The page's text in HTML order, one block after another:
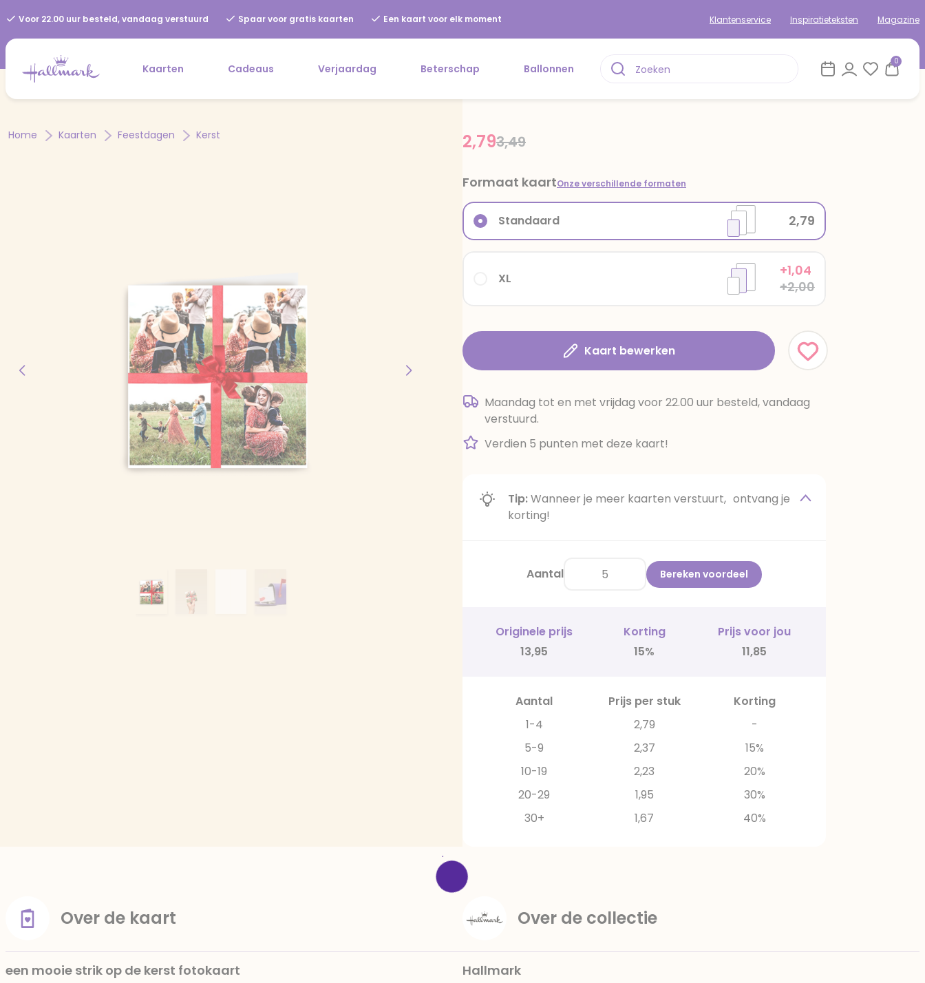
Voor 22.00 uur besteld, vandaag verstuurd Spaar voor gratis kaarten Een kaart voor elk moment Klantenservice Inspiratieteksten Magazine
Kaarten Cadeaus Verjaardag Beterschap Ballonnen
0
Home Kaarten Feestdagen Kerst Price reduced from
3,49to
2,79
Formaat kaartOnze verschillende formaten
XL
+1,04
+2,00
Standaard 2,79
Kaart bewerken
Maandag tot en met vrijdag voor 22.00 uur besteld, vandaag
verstuurd.
Verdien 5 punten met deze kaart!
Tip:Wanneer je meer kaarten verstuurt, ontvang je
korting!
Aantal Bereken voordeel
Originele prijs Korting
Prijs voor jou
13,95
15% 11,85
Aantal Prijs per stuk
Korting
1-4
2,79
-
5-9
2,37
15%
10-19
2,23
20%
20-29
1,95
30%
30+
1,67 40%
Over de kaart
een mooie strik op de kerst fotokaart
Over de collectie
Hallmark